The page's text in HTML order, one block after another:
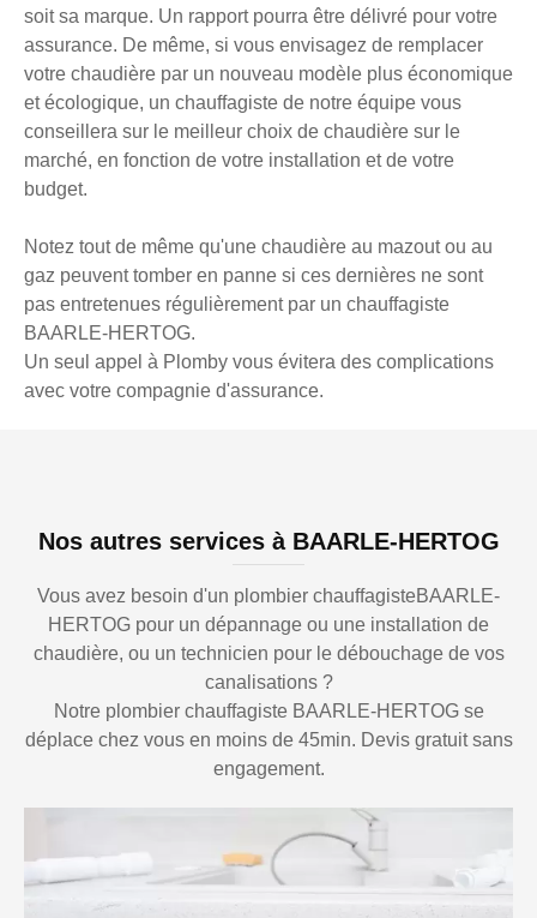
soit sa marque. Un rapport pourra être délivré pour votre
assurance. De même, si vous envisagez de remplacer
votre chaudière par un nouveau modèle plus économique
et écologique, un chauffagiste de notre équipe vous
conseillera sur le meilleur choix de chaudière sur le
marché, en fonction de votre installation et de votre
budget.
Notez tout de même qu'une chaudière au mazout ou au
gaz peuvent tomber en panne si ces dernières ne sont
pas entretenues régulièrement par un chauffagiste
BAARLE-HERTOG.
Un seul appel à Plomby vous évitera des complications
avec votre compagnie d'assurance.
Nos autres services à BAARLE-HERTOG
Vous avez besoin d'un plombier chauffagisteBAARLE-
HERTOG pour un dépannage ou une installation de
chaudière, ou un technicien pour le débouchage de vos
canalisations ?
Notre plombier chauffagiste BAARLE-HERTOG se
déplace chez vous en moins de 45min. Devis gratuit sans
engagement.